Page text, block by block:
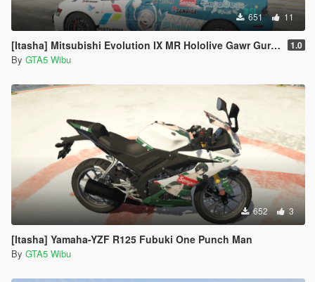
651 11
[Itasha] Mitsubishi Evolution IX MR Hololive Gawr Gura 4K 1.0
By GTA5 Wibu
652 3
[Itasha] Yamaha-YZF R125 Fubuki One Punch Man
By GTA5 Wibu